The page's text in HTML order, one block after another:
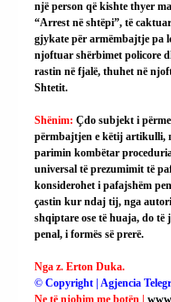
një person që kishte thyer
“Arrest në shtëpi”, të
gjykate për armëmbajtje pa
njoftuar shërbimet policore
rastin në fjalë, thuhet në
Shtetit.
Shënim: Çdo subjekt i
përmbajtjen e këtij artikulli,
parimin kombëtar
universal të prezumimit të
konsiderohet i pafajshëm
çastin kur ndaj tij, nga
shqiptare ose të huaja, do të
penal, i formës së prerë.
Nga z. Erton Duka.
© Copyright | Agjencia
Ne të njohim me botën |